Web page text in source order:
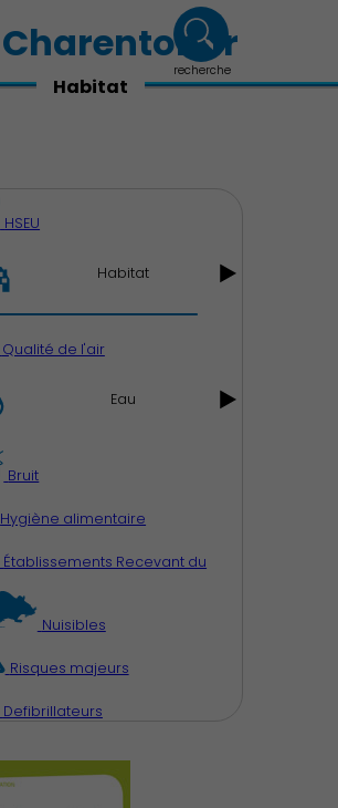
Charenton.fr
recherche
Habitat
HSEU
Habitat
Qualité de l'air
Eau
Bruit
Hygiène alimentaire
Établissements Recevant du
Nuisibles
Risques majeurs
Defibrillateurs